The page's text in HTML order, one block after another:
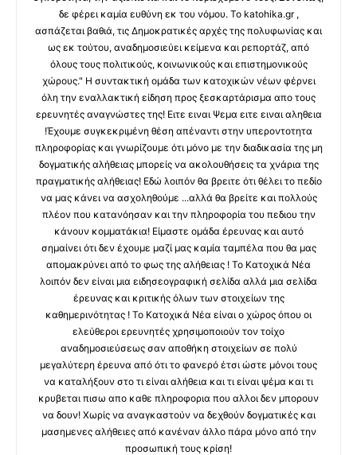
δε φέρει καμία ευθύνη εκ του νόμου. Το katohika.gr ,
ασπάζεται βαθιά, τις Δημοκρατικές αρχές της πολυφωνίας και
ως εκ τούτου, αναδημοσιεύει κείμενα και ρεπορτάζ, από
όλους τους πολιτικούς, κοινωνικούς και επιστημονικούς
χώρους." Η συντακτική ομάδα των κατοχικών νέων φέρνει
όλη την εναλλακτική είδηση προς ξεσκαρτάρισμα απο τους
ερευνητές αναγνώστες της! Ειτε ειναι Ψεμα ειτε ειναι αληθεια
!Έχουμε συγκεκριμένη θέση απέναντι στην υπεροντοτητα
πληροφορίας και γνωρίζουμε ότι μόνο με την διαδικασία της μη
δογματικής αλήθειας μπορείς να ακολουθήσεις τα χνάρια της
πραγματικής αλήθειας! Εδώ λοιπόν θα βρειτε ότι θέλει το πεδίο
να μας κάνει να ασχοληθούμε ...αλλά θα βρείτε και πολλούς
πλέον που κατανόησαν και την πληροφορία του πεδιου την
κάνουν κομματάκια! Είμαστε ομάδα έρευνας και αυτό
σημαίνει ότι δεν έχουμε μαζί μας καμία ταμπέλα που θα μας
απομακρύνει από το φως της αλήθειας ! Το Κατοχικά Νέα
λοιπόν δεν είναι μια ειδησεογραφική σελίδα αλλά μια σελίδα
έρευνας και κριτικής όλων των στοιχείων της
καθημερινότητας ! Το Κατοχικά Νέα είναι ο χώρος όπου οι
ελεύθεροι ερευνητές χρησιμοποιούν τον τοίχο
αναδημοσιεύσεως σαν αποθήκη στοιχείων σε πολύ
μεγαλύτερη έρευνα από ότι το φανερό έτσι ώστε μόνοι τους
να καταλήξουν στο τι είναι αλήθεια και τι είναι ψέμα και τι
κρυβεται πισω απο καθε πληροφορια που αλλοι δεν μπορουν
να δουν! Χωρίς να αναγκαστούν να δεχθούν δογματικές και
μασημενες αλήθειες από κανέναν άλλο πάρα μόνο από την
προσωπική τους κρίση!